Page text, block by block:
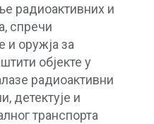
радиоактивних и
спречи
и оружја за
објекте у
радиоактивни
детектује и
транспорта